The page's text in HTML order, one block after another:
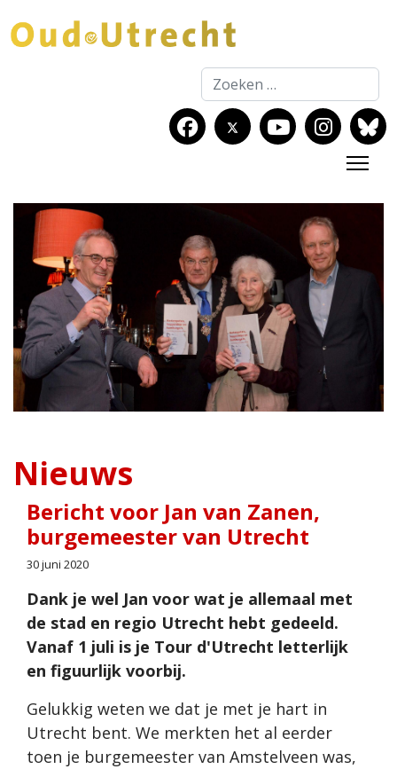
Zoeken
Nieuws
Bericht voor Jan van Zanen,
burgemeester van Utrecht
30 juni 2020
Dank je wel Jan voor wat je allemaal met
de stad en regio Utrecht hebt gedeeld.
Vanaf 1 juli is je Tour d'Utrecht letterlijk
en figuurlijk voorbij.
Gelukkig weten we dat je met je hart in
Utrecht bent. We merkten het al eerder
toen je burgemeester van Amstelveen was,